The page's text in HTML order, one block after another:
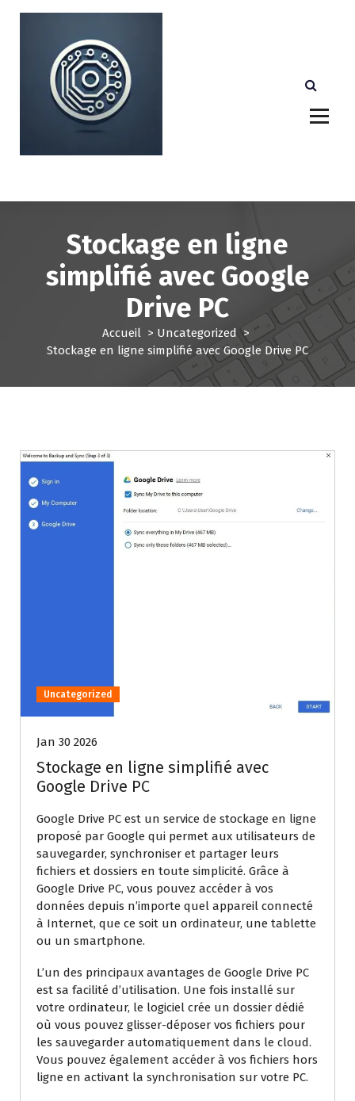
e
Stockage en ligne
simplifié avec Google
Drive PC
Accueil > Uncategorized>
Stockage en ligne simplifié avec Google Drive PC
Uncategorized
Jan 30 2026
Stockage en ligne simplifié avec
Google Drive PC
Google Drive PC est un service de stockage en ligne
proposé par Google qui permet aux utilisateurs de
sauvegarder, synchroniser et partager leurs
fichiers et dossiers en toute simplicité. Grâce à
Google Drive PC, vous pouvez accéder à vos
données depuis n’importe quel appareil connecté
à Internet, que ce soit un ordinateur, une tablette
ou un smartphone.
L’un des principaux avantages de Google Drive PC
est sa facilité d’utilisation. Une fois installé sur
votre ordinateur, le logiciel crée un dossier dédié
où vous pouvez glisser-déposer vos fichiers pour
les sauvegarder automatiquement dans le cloud.
Vous pouvez également accéder à vos fichiers hors
ligne en activant la synchronisation sur votre PC.